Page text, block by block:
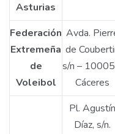
Asturias
Federación
Extremeña
de
Voleibol
Avda.
de
s/n –
Cáceres
Pl. Agustín
Díaz, s/n.